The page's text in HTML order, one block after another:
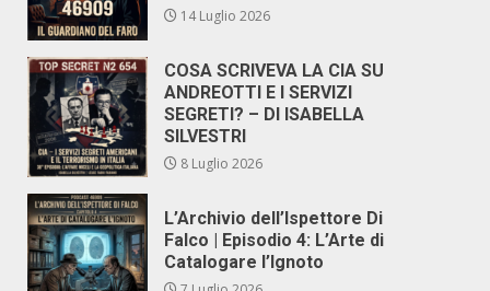
14 Luglio 2026
COSA SCRIVEVA LA CIA SU
ANDREOTTI E I SERVIZI
SEGRETI? – DI ISABELLA
SILVESTRI
8 Luglio 2026
L’Archivio dell’Ispettore Di
Falco | Episodio 4: L’Arte di
Catalogare l’Ignoto